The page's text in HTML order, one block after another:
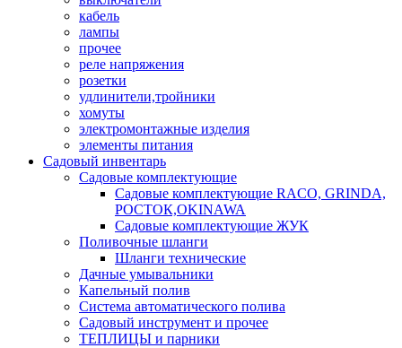
кабель
лампы
прочее
реле напряжения
розетки
удлинители,тройники
хомуты
электромонтажные изделия
элементы питания
Садовый инвентарь
Садовые комплектующие
Садовые комплектующие RACO, GRINDA,
РОСТОК,OKINAWA
Садовые комплектующие ЖУК
Поливочные шланги
Шланги технические
Дачные умывальники
Капельный полив
Система автоматического полива
Садовый инструмент и прочее
ТЕПЛИЦЫ и парники